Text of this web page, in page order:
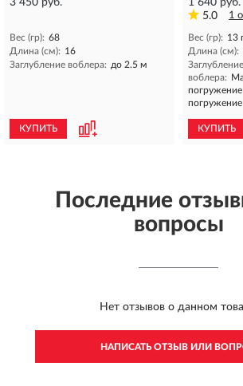
3 450 руб.
Вес (гр): 68
Длина (см): 16
Заглубление воблера: до 2.5 м
КУПИТЬ
1 640 руб.
5.0
1
Вес (гр): 13
Длина (см):
Заглубление
воблера:
КУПИТЬ
Последние
вопросы
Нет отзывов о данном
НАПИСАТЬ ОТЗЫВ ИЛИ